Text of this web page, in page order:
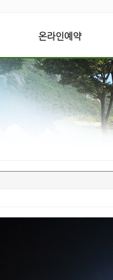
온라인예약